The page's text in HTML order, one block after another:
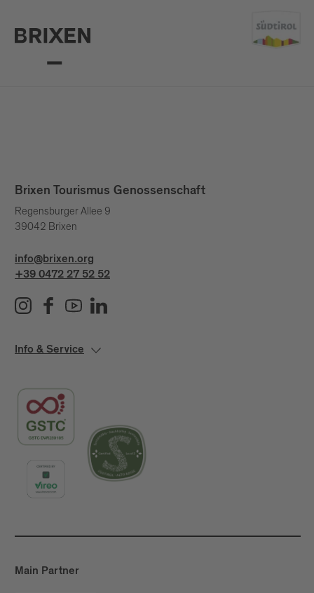
Brixen Tourismus Genossenschaft
Regensburger Allee 9
39042 Brixen
info@brixen.org
+39 0472 27 52 52
Info & Service
Main Partner